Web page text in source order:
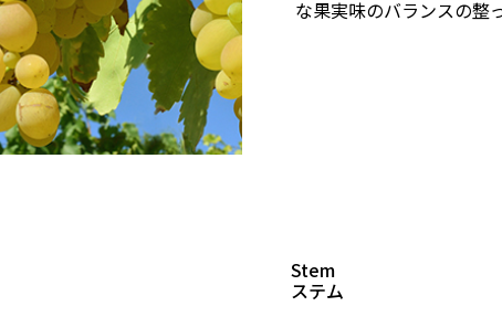
な果実味のバランスの整
Stem
ステム